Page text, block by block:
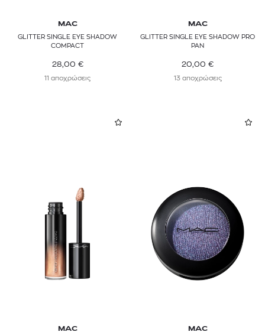
MAC
GLITTER SINGLE EYE SHADOW
COMPACT
28,00 €
11 αποχρώσεις
MAC
GLITTER SINGLE EYE SHADOW PRO
PAN
20,00 €
13 αποχρώσεις
MAC MAC